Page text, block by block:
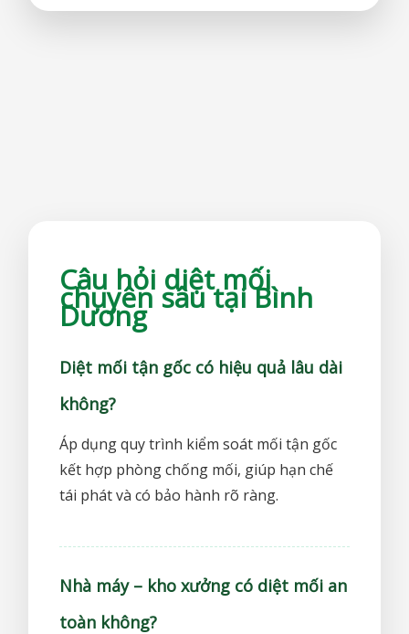
Câu hỏi diệt mối
chuyên sâu tại Bình
Dương
Diệt mối tận gốc có hiệu quả lâu dài
không?
Áp dụng quy trình kiểm soát mối tận gốc
kết hợp phòng chống mối, giúp hạn chế
tái phát và có bảo hành rõ ràng.
Nhà máy – kho xưởng có diệt mối an
toàn không?